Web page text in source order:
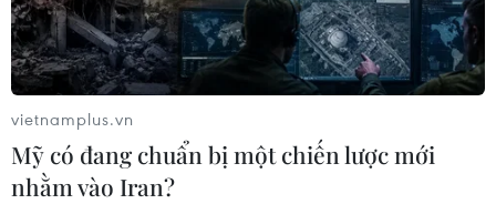
Hàn Quốc áp dụng ưu đãi thuế hỗ
trợ 6 ngành công nghiệp chiến lược
07/08/2026 10:21
vietnamplus.vn
Mỹ có đang chuẩn bị một chiến lược mới
nhằm vào Iran?